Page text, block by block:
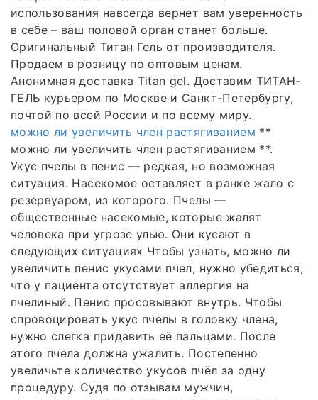
использования навсегда вернет вам уверенность
в себе – ваш половой орган станет больше.
Оригинальный Титан Гель от производителя.
Продаем в розницу по оптовым ценам.
Анонимная доставка Titan gel. Доставим ТИТАН-
ГЕЛЬ курьером по Москве и Санкт-Петербургу,
почтой по всей России и по всему миру.
можно ли увеличить член растягиванием **
можно ли увеличить член растягиванием **.
Укус пчелы в пенис — редкая, но возможная
ситуация. Насекомое оставляет в ранке жало с
резервуаром, из которого. Пчелы —
общественные насекомые, которые жалят
человека при угрозе улью. Они кусают в
следующих ситуациях Чтобы узнать, можно ли
увеличить пенис укусами пчел, нужно убедиться,
что у пациента отсутствует аллергия на
пчелиный. Пенис просовывают внутрь. Чтобы
спровоцировать укус пчелы в головку члена,
нужно слегка придавить её пальцами. После
этого пчела должна ужалить. Постепенно
увеличьте количество укусов пчёл за одну
процедуру. Судя по отзывам мужчин,